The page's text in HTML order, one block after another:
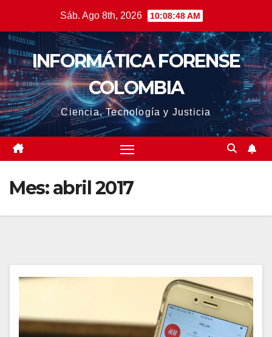
contenido
Sáb. Ago 8th, 2026 10:08:50 AM
INFORMÁTICA FORENSE
COLOMBIA
Ciencia, Tecnología y Justicia
Mes:abril 2017